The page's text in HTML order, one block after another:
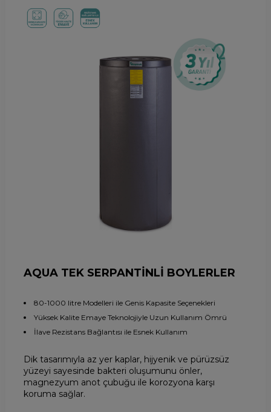
AQUA TEK SERPANTİNLİ BOYLERLER
80-1000 litre Modelleri ile Genis Kapasite Seçenekleri
Yüksek Kalite Emaye Teknolojiyle Uzun Kullanım Ömrü
İlave Rezistans Bağlantısı ile Esnek Kullanım
Dik tasarımıyla az yer kaplar, hijyenik ve pürüzsüz
yüzeyi sayesinde bakteri oluşumunu önler,
magnezyum anot çubuğu ile korozyona karşı
koruma sağlar.